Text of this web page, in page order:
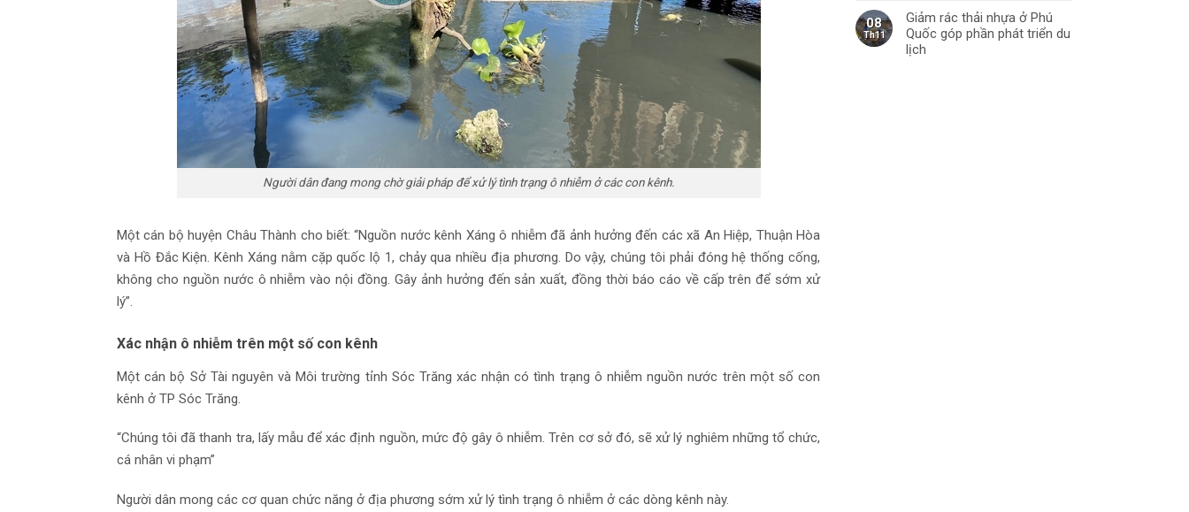
Người dân đang mong chờ giải pháp để xử lý tình trạng ô nhiễm ở các con kênh.
Một cán bộ huyện Châu Thành cho biết: “Nguồn nước kênh Xáng ô nhiễm đã ảnh hưởng đến các xã An Hiệp, Thuận Hòa
và Hồ Đắc Kiện. Kênh Xáng nằm cặp quốc lộ 1, chảy qua nhiều địa phương. Do vậy, chúng tôi phải đóng hệ thống cống,
không cho nguồn nước ô nhiễm vào nội đồng. Gây ảnh hưởng đến sản xuất, đồng thời báo cáo về cấp trên để sớm xử
lý”.
Xác nhận ô nhiễm trên một số con kênh
Một cán bộ Sở Tài nguyên và Môi trường tỉnh Sóc Trăng xác nhận có tình trạng ô nhiễm nguồn nước trên một số con
kênh ở TP Sóc Trăng.
“Chúng tôi đã thanh tra, lấy mẫu để xác định nguồn, mức độ gây ô nhiễm. Trên cơ sở đó, sẽ xử lý nghiêm những tổ chức,
cá nhân vi phạm”
Người dân mong các cơ quan chức năng ở địa phương sớm xử lý tình trạng ô nhiễm ở các dòng kênh này.
08
Th11
Giảm rác thải nhựa ở Phú
Quốc góp phần phát triển du
lịch